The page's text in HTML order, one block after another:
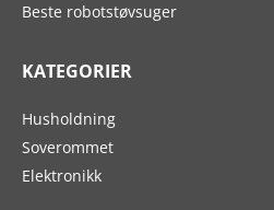
KATEGORIER
Husholdning
Soverommet
Elektronikk
Beste robotstøvsuger